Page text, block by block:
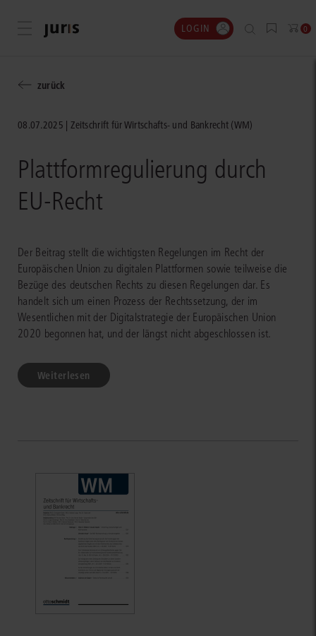
Menü öffnen LOGIN 0
zurück
08.07.2025 Zeitschrift für Wirtschafts- und Bankrecht (WM)
Plattformregulierung durch
EU-Recht
Der Beitrag stellt die wichtigsten Regelungen im Recht der
Europäischen Union zu digitalen Plattformen sowie teilweise die
Bezüge des deutschen Rechts zu diesen Regelungen dar. Es
handelt sich um einen Prozess der Rechtssetzung, der im
Wesentlichen mit der Digitalstrategie der Europäischen Union
2020 begonnen hat, und der längst nicht abgeschlossen ist.
Weiterlesen